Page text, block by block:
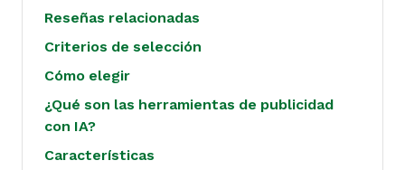
Reseñas relacionadas
Criterios de selección
Cómo elegir
¿Qué son las herramientas de publicidad
con IA?
Características